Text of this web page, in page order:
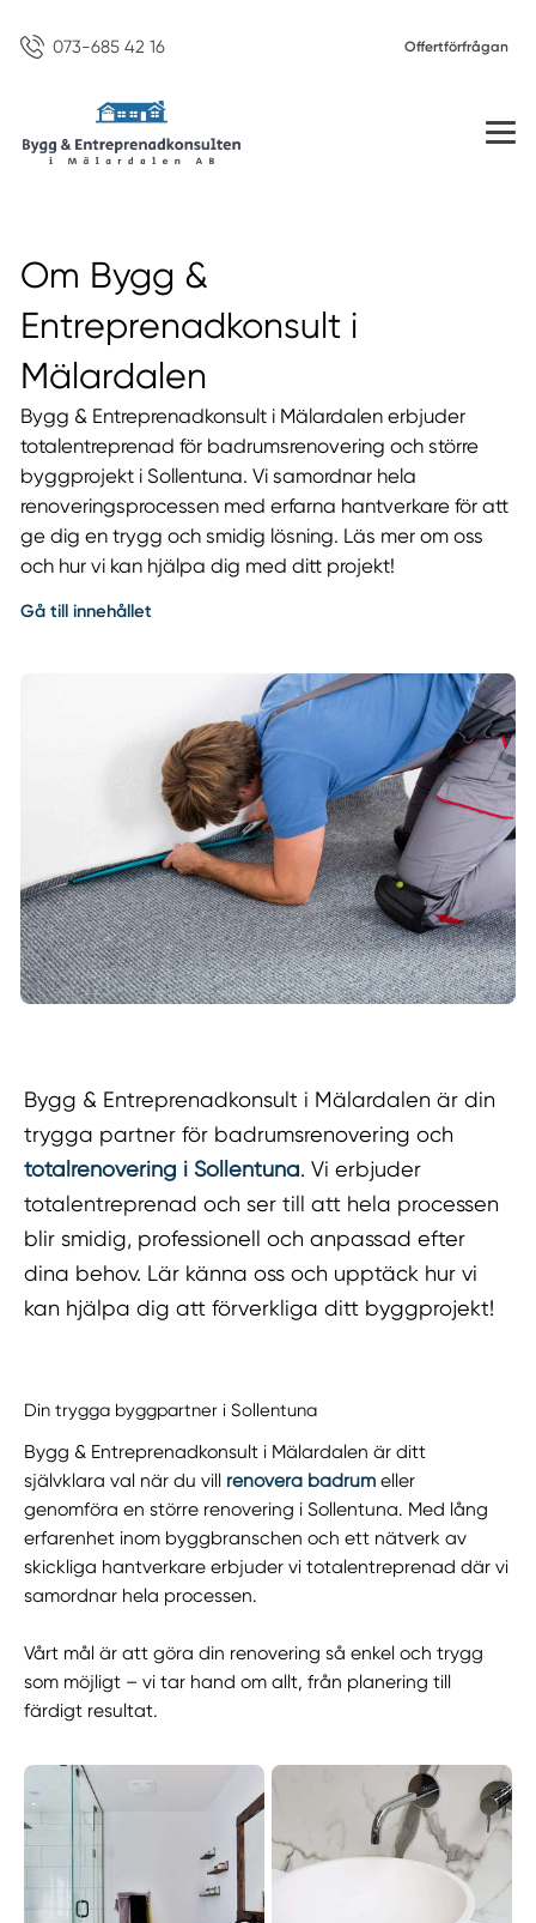
073-685 42 16 Offertförfrågan
Om Bygg &
Entreprenadkonsult i
Mälardalen
Bygg & Entreprenadkonsult i Mälardalen erbjuder
totalentreprenad för badrumsrenovering och större
byggprojekt i Sollentuna. Vi samordnar hela
renoveringsprocessen med erfarna hantverkare för att
ge dig en trygg och smidig lösning. Läs mer om oss
och hur vi kan hjälpa dig med ditt projekt!
Gå till innehållet
Bygg & Entreprenadkonsult i Mälardalen är din
trygga partner för badrumsrenovering och
totalrenovering i Sollentuna. Vi erbjuder
totalentreprenad och ser till att hela processen
blir smidig, professionell och anpassad efter
dina behov. Lär känna oss och upptäck hur vi
kan hjälpa dig att förverkliga ditt byggprojekt!
Din trygga byggpartner i Sollentuna
Bygg & Entreprenadkonsult i Mälardalen är ditt
självklara val när du vill renovera badrum eller
genomföra en större renovering i Sollentuna. Med lång
erfarenhet inom byggbranschen och ett nätverk av
skickliga hantverkare erbjuder vi totalentreprenad där vi
samordnar hela processen.
Vårt mål är att göra din renovering så enkel och trygg
som möjligt – vi tar hand om allt, från planering till
färdigt resultat.